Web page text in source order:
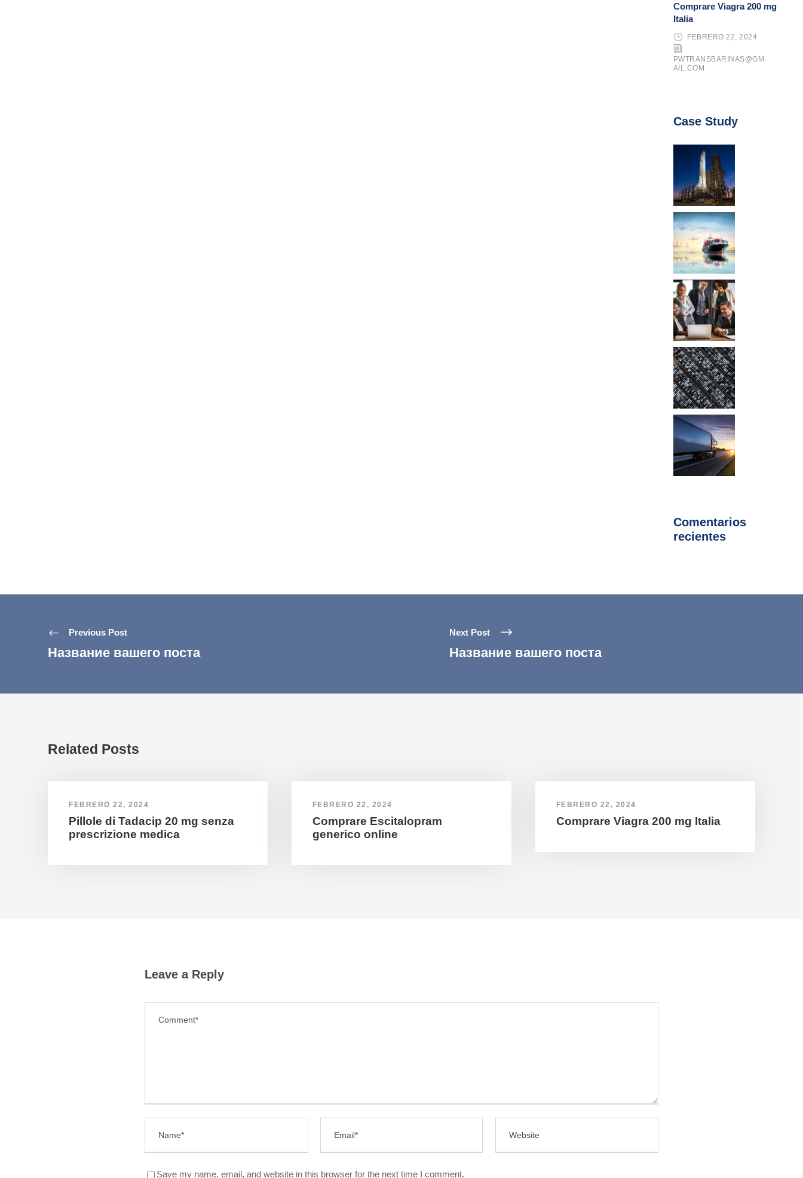
Comprare Viagra 200 mg
Italia
FEBRERO 22, 2024
PWTRANSBARINAS@GM
AIL.COM
Case Study
Comentarios
recientes
Previous Post
Название вашего поста
Next Post
Название вашего поста
Related Posts
FEBRERO 22, 2024
Pillole di Tadacip 20 mg senza
prescrizione medica
FEBRERO 22, 2024
Comprare Escitalopram
generico online
FEBRERO 22, 2024
Comprare Viagra 200 mg Italia
Leave a Reply
Save my name, email, and website in this browser for the next time I comment.